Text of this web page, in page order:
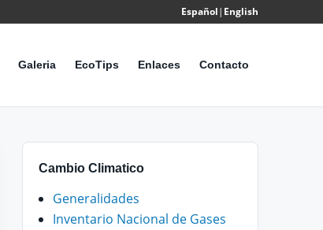
Español| English
Galeria EcoTips Enlaces Contacto
Cambio Climatico
Generalidades
Inventario Nacional de Gases